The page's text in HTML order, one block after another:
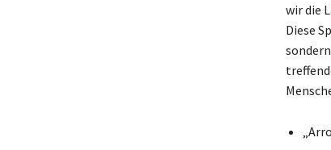
wir die
Diese